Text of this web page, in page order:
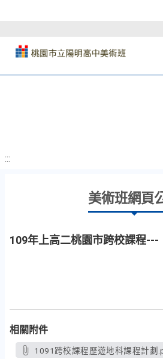
:::
美術班網頁
109年上高二桃園市跨校課程---
相關附件
1091跨校課程歷遊地科課程計劃